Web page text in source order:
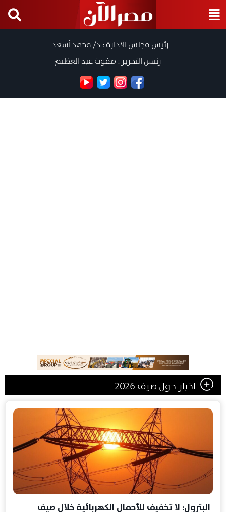
رئيس مجلس الادارة : د/ محمد أسعد
رئيس التحرير : صفوت عبد العظيم
اخبار حول صيف 2026
البترول: لا تخفيف للأحمال الكهربائية خلال صيف